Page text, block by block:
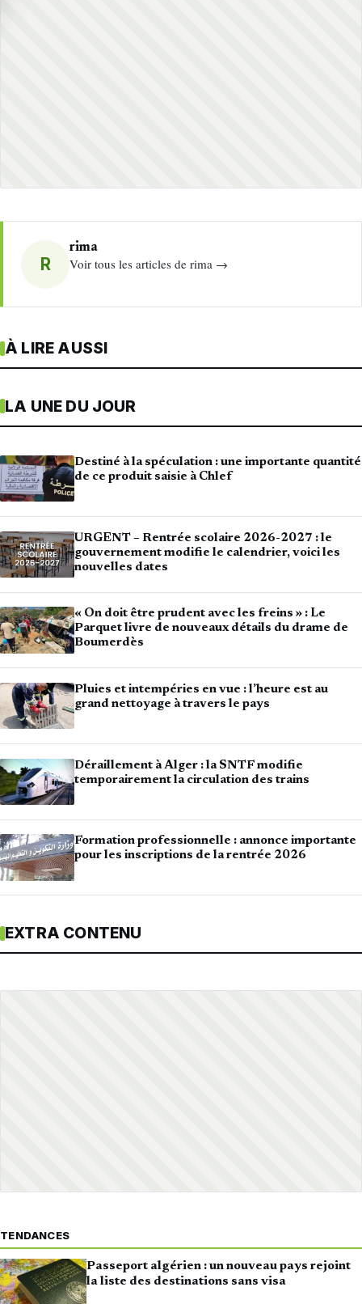
R
rima
Voir tous les articles de rima →
À LIRE AUSSI
LA UNE DU JOUR
Destiné à la spéculation : une importante quantité
de ce produit saisie à Chlef
URGENT – Rentrée scolaire 2026-2027 : le
gouvernement modifie le calendrier, voici les
nouvelles dates
« On doit être prudent avec les freins » : Le
Parquet livre de nouveaux détails du drame de
Boumerdès
Pluies et intempéries en vue : l’heure est au
grand nettoyage à travers le pays
Déraillement à Alger : la SNTF modifie
temporairement la circulation des trains
Formation professionnelle : annonce importante
pour les inscriptions de la rentrée 2026
EXTRA CONTENU
TENDANCES
Passeport algérien : un nouveau pays rejoint
la liste des destinations sans visa